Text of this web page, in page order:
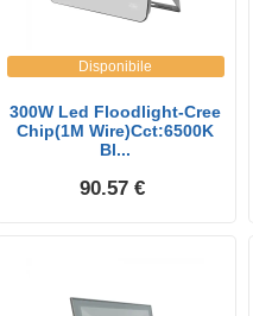
Disponibile
300W Led Floodlight-Cree
Chip(1M Wire)Cct:6500K
Bl...
90.57 €